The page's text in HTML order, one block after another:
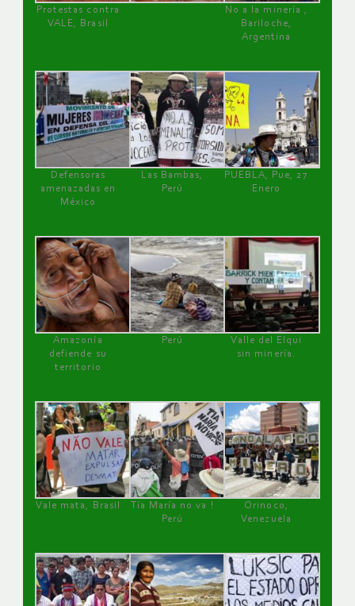
Protestas contra
VALE, Brasil
No a la minería ,
Bariloche,
Argentina
Defensoras
amenazadas en
México
Las Bambas,
Perú
PUEBLA, Pue, 27
Enero
Amazonía
defiende su
territorio
Perú
Valle del Elqui
sin minería.
Vale mata, Brasil
Tía María no va !
Perú
Orinoco,
Venezuela